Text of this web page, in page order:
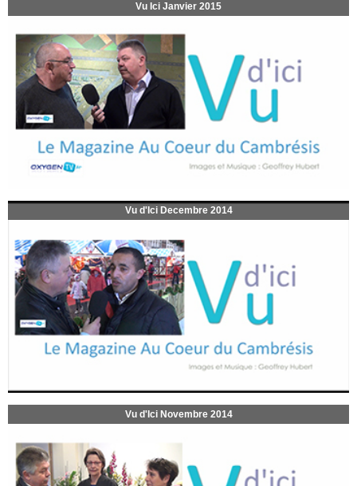
Vu Ici Janvier 2015
Vu d'Ici Decembre 2014
Vu d'Ici Novembre 2014